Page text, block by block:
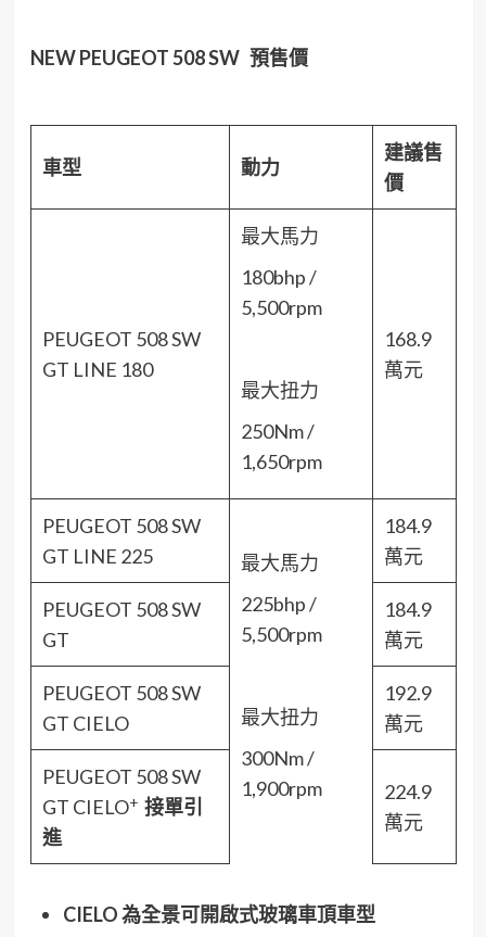
NEW PEUGEOT 508 SW 預售價
車型 動力
建議售
價
PEUGEOT 508 SW
GT LINE 180
最大馬力
180bhp /
5,500rpm
最大扭力
250Nm /
1,650rpm
168.9
萬元
PEUGEOT 508 SW
GT LINE 225
最大馬力
225bhp /
5,500rpm
最大扭力
300Nm /
1,900rpm
184.9
萬元
PEUGEOT 508 SW
GT
184.9
萬元
PEUGEOT 508 SW
GT CIELO
192.9
萬元
PEUGEOT 508 SW
GT CIELO+ 接單引
進
224.9
萬元
CIELO為全景可開啟式玻璃車頂車型